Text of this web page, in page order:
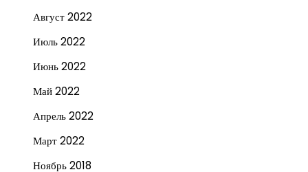
Август 2022
Июль 2022
Июнь 2022
Май 2022
Апрель 2022
Март 2022
Ноябрь 2018